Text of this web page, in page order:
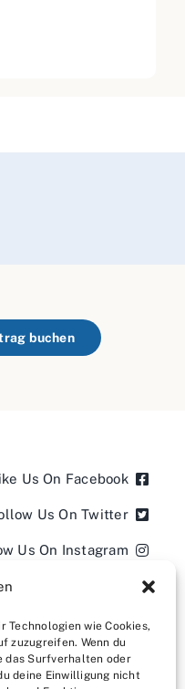
Technologien wie Cookies,
zuzugreifen. Wenn du
das Surfverhalten oder
deine Einwilligung nicht
buchen
Us On Facebook
Us On Twitter
Us On Instagram
Us On LinkedIn
us on YouTube
us on Pinterest